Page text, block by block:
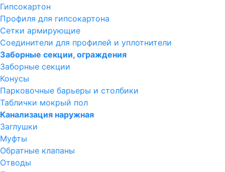
Гипсокартон
Профиля для гипсокартона
Сетки армирующие
Соединители для профилей и уплотнители
Заборные секции, ограждения
Заборные секции
Конусы
Парковочные барьеры и столбики
Таблички мокрый пол
Канализация наружная
Заглушки
Муфты
Обратные клапаны
Отводы